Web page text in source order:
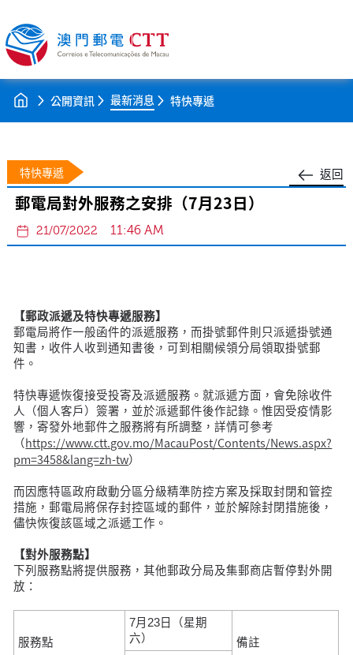
公開資訊 最新消息 特快專遞
返回
特快專遞
郵電局對外服務之安排（7月23日）
21/07/2022 11:46 AM
【郵政派遞及特快專遞服務】
郵電局將作一般函件的派遞服務，而掛號郵件則只派遞掛號通
知書，收件人收到通知書後，可到相關候領分局領取掛號郵
件。
特快專遞恢復接受投寄及派遞服務。就派遞方面，會免除收件
人（個人客戶）簽署，並於派遞郵件後作記錄。惟因受疫情影
響，寄發外地郵件之服務將有所調整，詳情可參考
（https://www.ctt.gov.mo/MacauPost/Contents/News.aspx?
pm=3458&lang=zh-tw）
而因應特區政府啟動分區分級精準防控方案及採取封閉和管控
措施，郵電局將保存封控區域的郵件，並於解除封閉措施後，
儘快恢復該區域之派遞工作。
【對外服務點】
下列服務點將提供服務，其他郵政分局及集郵商店暫停對外開
放：
服務點
7月23日（星期
六）
備註